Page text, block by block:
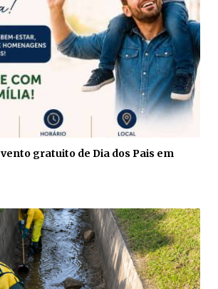
gratuito de Dia dos Pais em